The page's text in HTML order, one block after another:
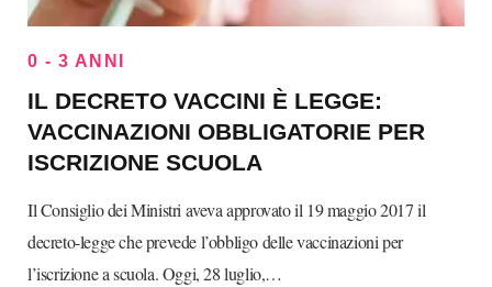
0 - 3 ANNI
IL DECRETO VACCINI È LEGGE:
VACCINAZIONI OBBLIGATORIE PER
ISCRIZIONE SCUOLA
Il Consiglio dei Ministri aveva approvato il 19 maggio 2017 il
decreto-legge che prevede l’obbligo delle vaccinazioni per
l’iscrizione a scuola. Oggi, 28 luglio,…